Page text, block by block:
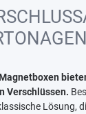
Verschlüssen.
Lösung,